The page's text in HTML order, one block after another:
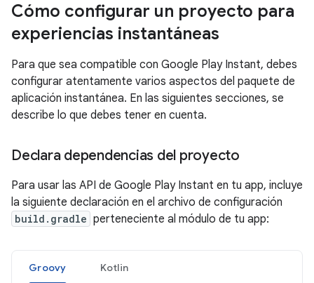
Cómo configurar un proyecto para
experiencias instantáneas
Para que sea compatible con Google Play Instant, debes
configurar atentamente varios aspectos del paquete de
aplicación instantánea. En las siguientes secciones, se
describe lo que debes tener en cuenta.
Declara dependencias del proyecto
Para usar las API de Google Play Instant en tu app, incluye
la siguiente declaración en el archivo de configuración
build.gradle perteneciente al módulo de tu app:
Groovy Kotlin